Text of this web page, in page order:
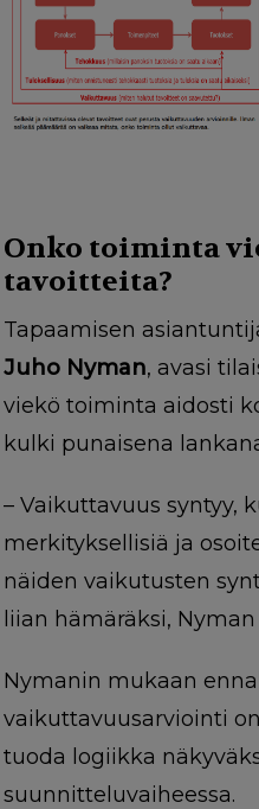
Onko toiminta
tavoitteita?
Tapaamisen
Juho Nyman, avasi
viekö toiminta aidosti
kulki punaisena
– Vaikuttavuus syntyy,
merkityksellisiä ja
näiden vaikutusten
liian hämäräksi,
Nymanin mukaan
vaikuttavuusarviointi
tuoda logiikka
suunnitteluvaiheessa.